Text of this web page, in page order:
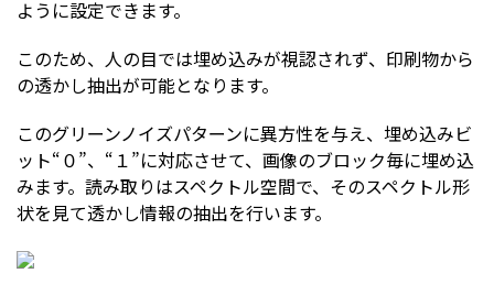
ように設定できます。
このため、人の目では埋め込みが視認されず、印刷物から
の透かし抽出が可能となります。
このグリーンノイズパターンに異方性を与え、埋め込みビ
ット“０”、“１”に対応させて、画像のブロック毎に埋め込
みます。読み取りはスペクトル空間で、そのスペクトル形
状を見て透かし情報の抽出を行います。